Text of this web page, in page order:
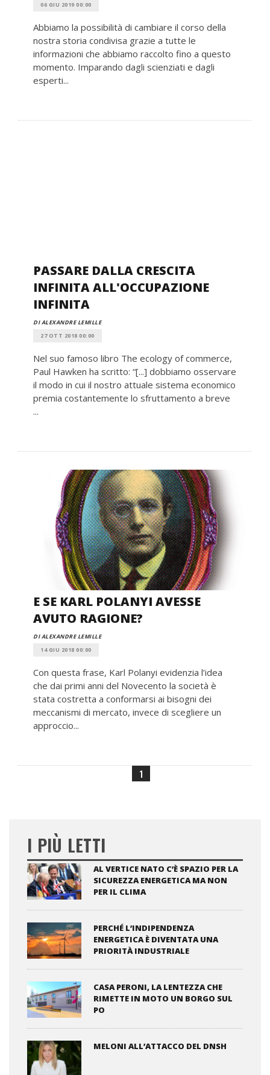
06 GIU 2019 00:00
Abbiamo la possibilità di cambiare il corso della
nostra storia condivisa grazie a tutte le
informazioni che abbiamo raccolto fino a questo
momento. Imparando dagli scienziati e dagli
esperti...
PASSARE DALLA CRESCITA
INFINITA ALL'OCCUPAZIONE
INFINITA
DI ALEXANDRE LEMILLE
27 OTT 2018 00:00
Nel suo famoso libro The ecology of commerce,
Paul Hawken ha scritto: “[...] dobbiamo osservare
il modo in cui il nostro attuale sistema economico
premia costantemente lo sfruttamento a breve
...
E SE KARL POLANYI AVESSE
AVUTO RAGIONE?
DI ALEXANDRE LEMILLE
14 GIU 2018 00:00
Con questa frase, Karl Polanyi evidenzia l’idea
che dai primi anni del Novecento la società è
stata costretta a conformarsi ai bisogni dei
meccanismi di mercato, invece di scegliere un
approccio...
1
I PIÙ LETTI
AL VERTICE NATO C’È SPAZIO PER LA
SICUREZZA ENERGETICA MA NON
PER IL CLIMA
PERCHÉ L’INDIPENDENZA
ENERGETICA È DIVENTATA UNA
PRIORITÀ INDUSTRIALE
CASA PERONI, LA LENTEZZA CHE
RIMETTE IN MOTO UN BORGO SUL
PO
MELONI ALL’ATTACCO DEL DNSH